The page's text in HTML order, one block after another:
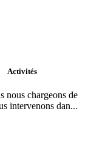
Activités
nous chargeons de
intervenons dan...